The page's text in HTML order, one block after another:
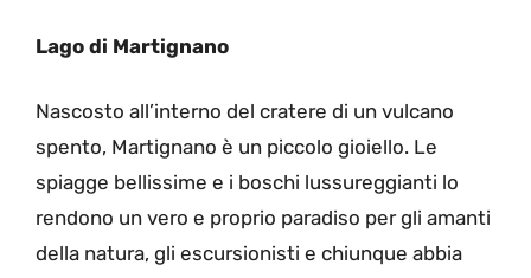
Lago di Martignano
Nascosto all’interno del cratere di un vulcano
spento, Martignano è un piccolo gioiello. Le
spiagge bellissime e i boschi lussureggianti lo
rendono un vero e proprio paradiso per gli amanti
della natura, gli escursionisti e chiunque abbia